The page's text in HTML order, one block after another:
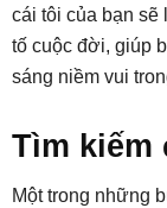
cái tôi của bạn
tố cuộc đời, giúp
sáng niềm vui
Tìm kiếm
Một trong những